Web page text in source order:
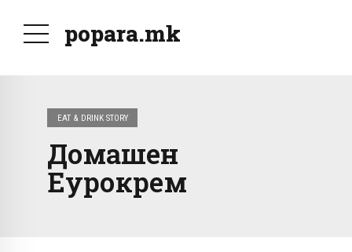
popara.mk
EAT & DRINK STORY
Домашен
Еурокрем